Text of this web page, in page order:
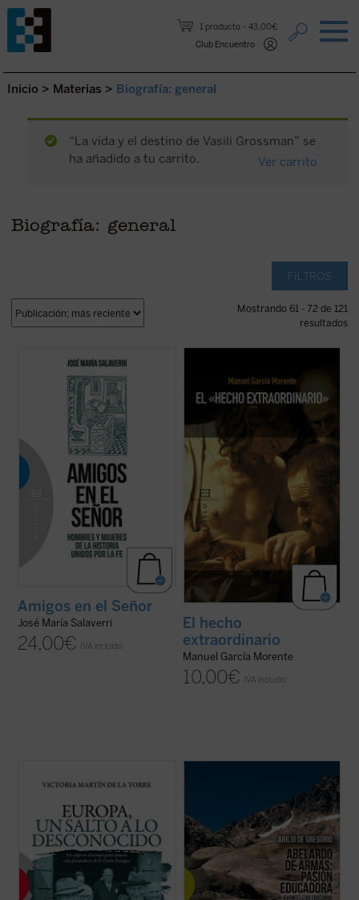
1 producto
43,00€
Club Encuentro
Saltar al contenido.
Inicio > Materias > Biografía: general
“La vida y el destino de Vasili Grossman” se
ha añadido a tu carrito.
Ver carrito
Biografía: general
FILTROS
Mostrando 61 - 72 de 121
resultados
La experiencia de amistad, profundamente
circunscrita en la antigüedad a la relación
entre varones; apenas se mencionan --y
siempre con sospecha--amistades entre
mujeres. Las relaciones de amistad
(ver ficha)
Amigos en el Señor
José María Salaverri
24,00€ IVA incluido
siglo XX, relata magistralmente, en una
carta enviada a su amigo el P. José María
García Lahiguera, «el hecho
durante su ...
El hecho
extraordinario
Manuel García Morente
10,00€ IVA incluido
relato de no ficción recrea la década en la
Comunidades Europeas (1948-1957), a
través de algunos de los principales
protagonistas de la construcción europea
(ver ficha)
estilo educativo de su maestro, vertiendo
en él sus convicciones, adquiridas en la
escuela de los Ejercicios espirituales ... (ver
ficha)